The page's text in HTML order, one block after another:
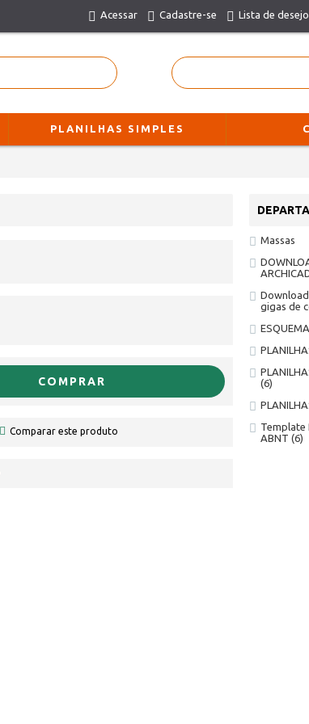
Acessar Cadastre-se Lista de
PLANILHAS SIMPLES
Massas
gigas de
(6)
Template
ABNT (6)
COMPRAR
Comparar este produto